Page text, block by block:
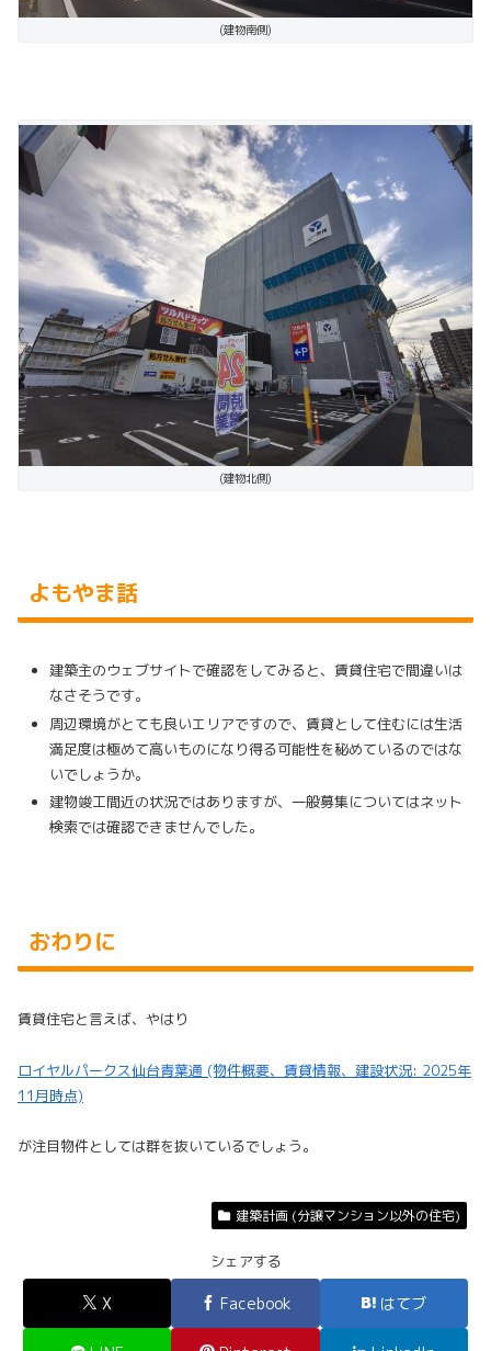
(建物南側)
(建物北側)
よもやま話
建築主のウェブサイトで確認をしてみると、賃貸住宅で間違いは
なさそうです。
周辺環境がとても良いエリアですので、賃貸として住むには生活
満足度は極めて高いものになり得る可能性を秘めているのではな
いでしょうか。
建物竣工間近の状況ではありますが、一般募集についてはネット
検索では確認できませんでした。
おわりに
賃貸住宅と言えば、やはり
ロイヤルパークス仙台青葉通 (物件概要、賃貸情報、建設状況: 2025年
11月時点)
が注目物件としては群を抜いているでしょう。
建築計画 (分譲マンション以外の住宅)
シェアする
X Facebook はてブ